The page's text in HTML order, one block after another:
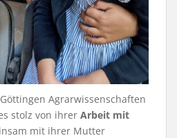
Agrarwissenschaften
stolz von ihrer Arbeit mit
mit ihrer Mutter